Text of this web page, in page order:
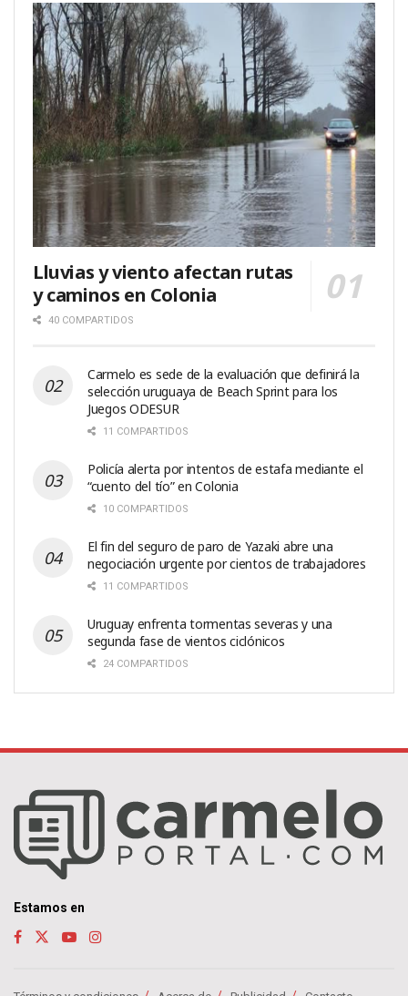
Lluvias y viento afectan rutas
y caminos en Colonia
40 COMPARTIDOS
Carmelo es sede de la evaluación que definirá la
selección uruguaya de Beach Sprint para los
Juegos ODESUR
11 COMPARTIDOS
Policía alerta por intentos de estafa mediante el
“cuento del tío” en Colonia
10 COMPARTIDOS
El fin del seguro de paro de Yazaki abre una
negociación urgente por cientos de trabajadores
11 COMPARTIDOS
Uruguay enfrenta tormentas severas y una
segunda fase de vientos ciclónicos
24 COMPARTIDOS
Estamos en